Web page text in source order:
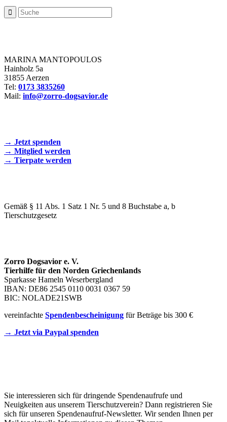
MARINA MANTOPOULOS
Hainholz 5a
31855 Aerzen
Tel: 0173 3835260
Mail: info@zorro-dogsavior.de
→ Jetzt spenden
→ Mitglied werden
→ Tierpate werden
Gemäß § 11 Abs. 1 Satz 1 Nr. 5 und 8 Buchstabe a, b
Tierschutzgesetz
Zorro Dogsavior e. V.
Tierhilfe für den Norden Griechenlands
Sparkasse Hameln Weserbergland
IBAN: DE86 2545 0110 0031 0367 59
BIC: NOLADE21SWB
vereinfachte Spendenbescheinigung für Beträge bis 300 €
→ Jetzt via Paypal spenden
Sie interessieren sich für dringende Spendenaufrufe und
Neuigkeiten aus unserem Tierschutzverein? Dann registrieren Sie
sich für unseren Spendenaufruf-Newsletter. Wir senden Ihnen per